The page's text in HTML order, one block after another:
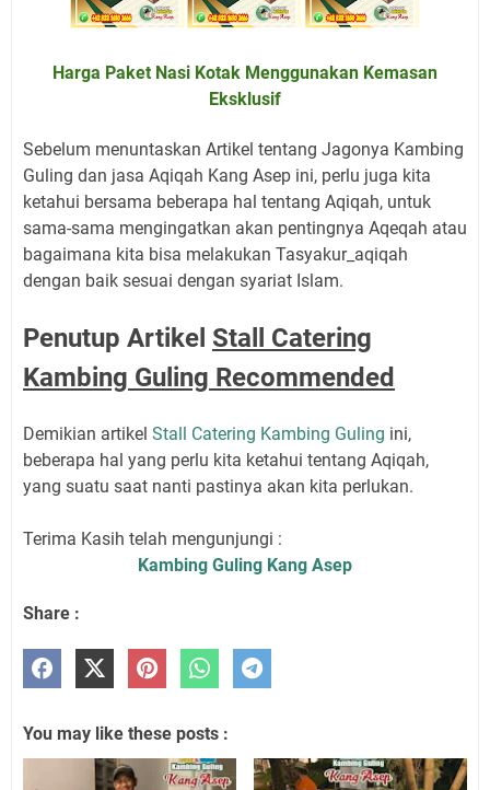
Harga Paket Nasi Kotak Menggunakan Kemasan
Eksklusif
Sebelum menuntaskan Artikel tentang Jagonya Kambing
Guling dan jasa Aqiqah Kang Asep ini, perlu juga kita
ketahui bersama beberapa hal tentang Aqiqah, untuk
sama-sama mengingatkan akan pentingnya Aqeqah atau
bagaimana kita bisa melakukan Tasyakur_aqiqah
dengan baik sesuai dengan syariat Islam.
Penutup Artikel Stall Catering
Kambing Guling Recommended
Demikian artikel Stall Catering Kambing Guling ini,
beberapa hal yang perlu kita ketahui tentang Aqiqah,
yang suatu saat nanti pastinya akan kita perlukan.
Terima Kasih telah mengunjungi :
Kambing Guling Kang Asep
Share :
You may like these posts :